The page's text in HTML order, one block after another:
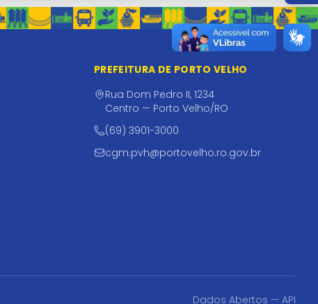
PREFEITURA DE PORTO VELHO
Rua Dom Pedro II, 1234
Centro — Porto Velho/RO
(69) 3901-3000
cgm.pvh@portovelho.ro.gov.br
Dados Abertos — API